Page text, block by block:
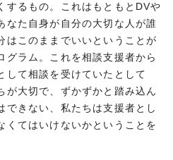
するもの。これはもともとDVや
なた自身が自分の大切な人が誰
はこのままでいいということが
グラム。これを相談支援者から
して相談を受けていたとして
が大切で、ずかずかと踏み込ん
できない、私たちは支援者とし
くてはいけないかということを